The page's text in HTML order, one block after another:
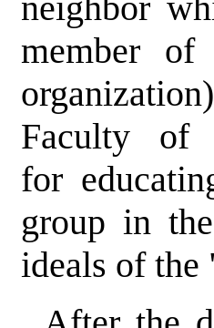
member
Faculty of
for
group in
ideals of